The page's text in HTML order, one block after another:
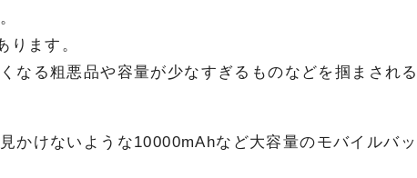
ります。
なる粗悪品や容量が少なすぎるものなどを掴まされ
かけないような10000mAhなど大容量のモバイルバ